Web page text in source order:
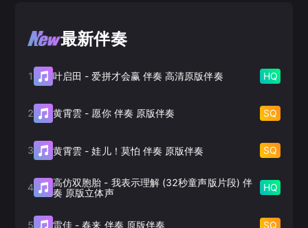
最新伴奏
1 叶启田 -爱拼才会赢 伴奏 高清原版伴奏 HQ
2 黄霄雲 - 愿你 伴奏 原版伴奏 SQ
3 黄霄雲 -娃儿！莫怕 伴奏 原版伴奏 SQ
4 高仿双胞胎 - 我表示理解 (32秒童声版片段) 伴
奏 原版立体声
HQ
5 雷佳 -春来 伴奏 原版伴奏 SQ